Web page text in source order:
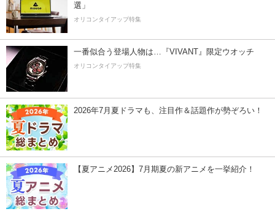
選」
オリコンタイアップ特集
一番似合う登場人物は…『VIVANT』限定ウオッチ
オリコンタイアップ特集
2026年7月夏ドラマも、注目作＆話題作が勢ぞろい！
【夏アニメ2026】7月期夏の新アニメを一挙紹介！